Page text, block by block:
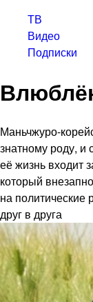
ТВ
Видео
Подписки
Маньчжуро-
знатному роду, и
её жизнь входит
который
на
друг в друга